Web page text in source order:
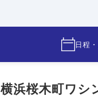
日程
横浜桜木町ワ